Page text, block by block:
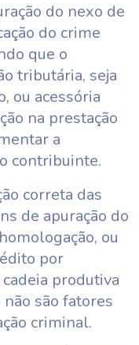
do nexo de
do crime
que o
tributária, seja
ou acessória
na prestação
a
contribuinte.
correta das
de apuração do
ou
por
produtiva
são fatores
criminal.